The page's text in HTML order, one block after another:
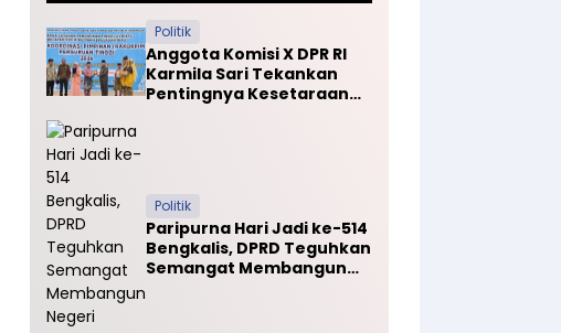
Politik
Anggota Komisi X DPR RI
Karmila Sari Tekankan
Pentingnya Kesetaraan
Politik
Paripurna Hari Jadi ke-514
Bengkalis, DPRD Teguhkan
Semangat Membangun